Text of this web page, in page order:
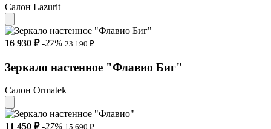
Салон Lazurit
16 930 ₽ -27% 23 190 ₽
Зеркало настенное "Флавио Биг"
Салон Ormatek
11 450 ₽ -27% 15 690 ₽